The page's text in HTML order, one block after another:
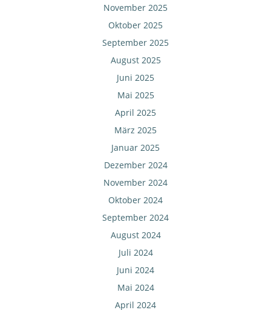
November 2025
Oktober 2025
September 2025
August 2025
Juni 2025
Mai 2025
April 2025
März 2025
Januar 2025
Dezember 2024
November 2024
Oktober 2024
September 2024
August 2024
Juli 2024
Juni 2024
Mai 2024
April 2024